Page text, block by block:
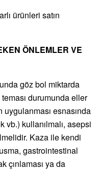
ürünleri satın
ÖNLEMLER VE
göz bol miktarda
durumunda eller
uygulanması esnasında
kullanılmalı, asepsi
Kaza ile kendi
gastrointestinal
çınlaması ya da